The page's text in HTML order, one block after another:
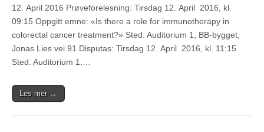
12. April 2016 Prøveforelesning: Tirsdag 12. April 2016, kl.
09:15 Oppgitt emne: «Is there a role for immunotherapy in
colorectal cancer treatment?» Sted: Auditorium 1, BB-bygget,
Jonas Lies vei 91 Disputas: Tirsdag 12. April 2016, kl. 11:15
Sted: Auditorium 1,…
Les mer →